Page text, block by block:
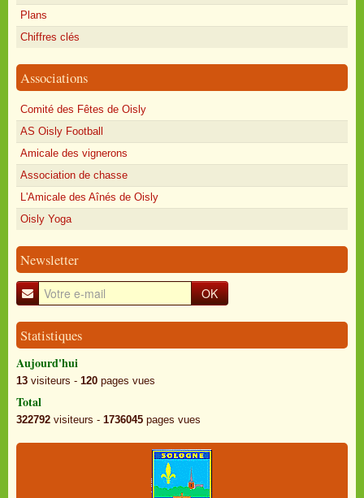
Plans
Chiffres clés
Associations
Comité des Fêtes de Oisly
AS Oisly Football
Amicale des vignerons
Association de chasse
L'Amicale des Aînés de Oisly
Oisly Yoga
Newsletter
OK
Statistiques
Aujourd'hui
13 visiteurs - 120 pages vues
Total
322792 visiteurs - 1736045 pages vues